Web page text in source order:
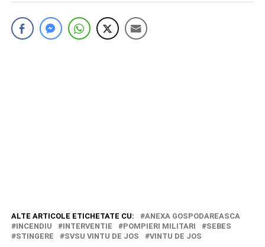
ALTE ARTICOLE ETICHETATE CU:
ANEXA GOSPODAREASCA
INCENDIU
INTERVENTIE POMPIERI MILITARI
SEBES
STINGERE
SVSU VINTU DE JOS VINTU DE JOS